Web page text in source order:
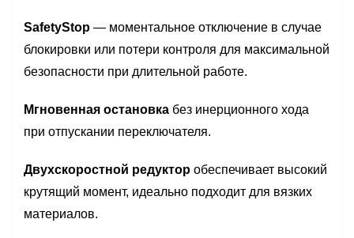
SafetyStop — моментальное отключение в случае
блокировки или потери контроля для максимальной
безопасности при длительной работе.
Мгновенная остановка без инерционного хода
при отпускании переключателя.
Двухскоростной редуктор обеспечивает высокий
крутящий момент, идеально подходит для вязких
материалов.